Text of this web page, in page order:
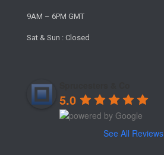
9AM – 6PM GMT
Sat & Sun : Closed
5.0
See All Reviews